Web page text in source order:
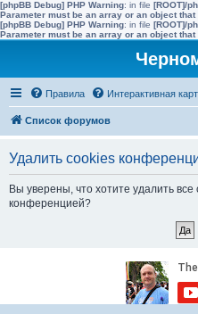
[phpBB Debug] PHP Warning: in file [ROOT]/
Parameter must be an array or an object
[phpBB Debug] PHP Warning: in file [ROOT]/
Parameter must be an array or an object
Правила Интерактивная
Список форумов
Удалить cookies
Вы уверены, что хотите удалить
конференцией?